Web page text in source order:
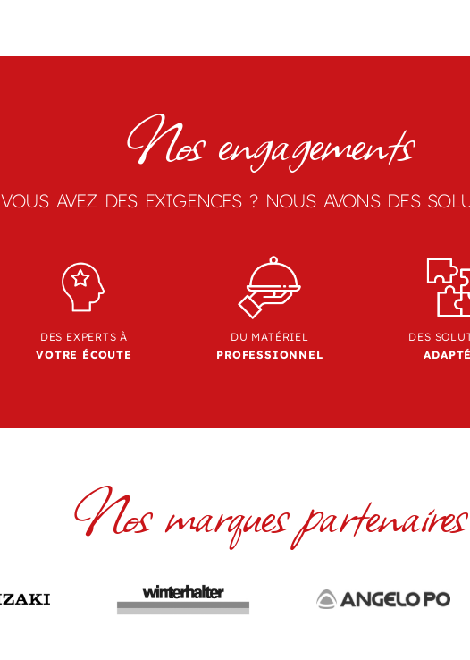
Nos engagements
VOUS AVEZ DES EXIGENCES ? NOUS AVONS DES
DES EXPERTS À
VOTRE ÉCOUTE
DU MATÉRIEL
PROFESSIONNEL
DES
Nos marques partenaires